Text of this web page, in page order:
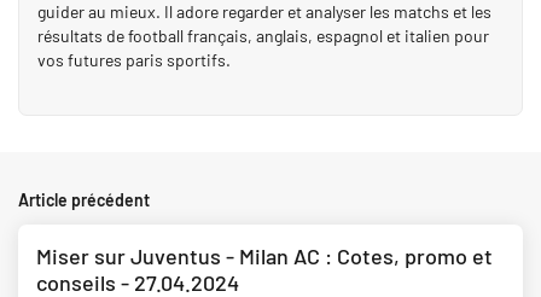
guider au mieux. Il adore regarder et analyser les matchs et les
résultats de football français, anglais, espagnol et italien pour
vos futures paris sportifs.
Article précédent
Miser sur Juventus - Milan AC : Cotes, promo et
conseils - 27.04.2024